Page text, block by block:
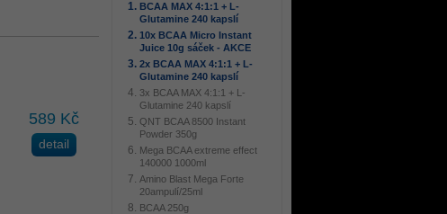
589 Kč
detail
BCAA MAX 4:1:1 + L-
Glutamine 240 kapslí
10x BCAA Micro Instant
Juice 10g sáček - AKCE
2x BCAA MAX 4:1:1 + L-
Glutamine 240 kapslí
3x BCAA MAX 4:1:1 + L-
Glutamine 240 kapslí
QNT BCAA 8500 Instant
Powder 350g
Mega BCAA extreme effect
140000 1000ml
Amino Blast Mega Forte
20ampulí/25ml
BCAA 250g